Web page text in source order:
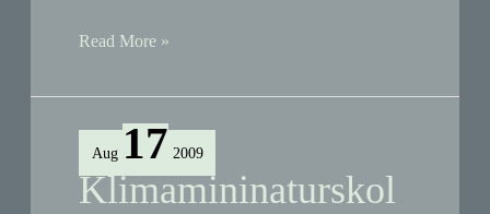
Kom
på
Tippens
får
Read More »
Aug 17 2009
Klimamininaturskol